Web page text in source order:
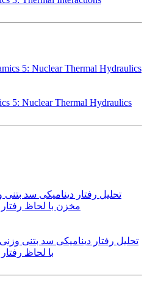
5: Nuclear Thermal Hydraulics
تحلیل رفتار دینامیکی سد بتنی
با لحاظ